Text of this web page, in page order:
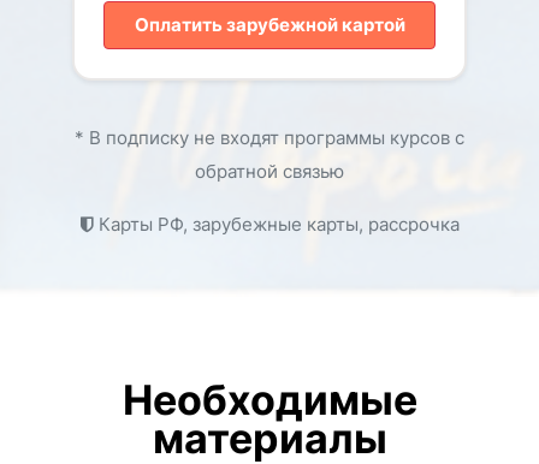
Оплатить зарубежной картой
* В подписку не входят программы курсов с
обратной связью
Карты РФ, зарубежные карты, рассрочка
Необходимые
материалы